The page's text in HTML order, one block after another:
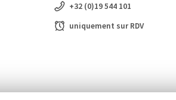
+32 (0)19 544 101
uniquement sur RDV